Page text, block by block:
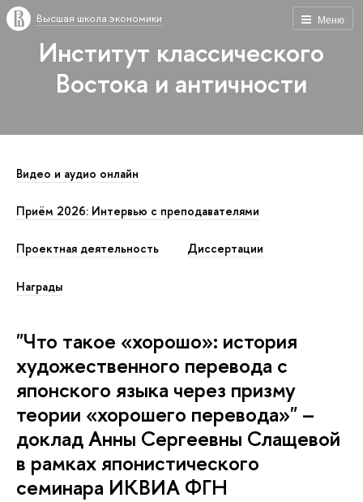
Меню
Высшая школа экономики
Институт классического
Востока и античности
Видео и аудио онлайн
Приём 2026: Интервью с преподавателями
Проектная деятельность Диссертации
Награды
"Что такое «хорошо»: история
художественного перевода с
японского языка через призму
теории «хорошего перевода»" –
доклад Анны Сергеевны Слащевой
в рамках японистического
семинара ИКВИА ФГН